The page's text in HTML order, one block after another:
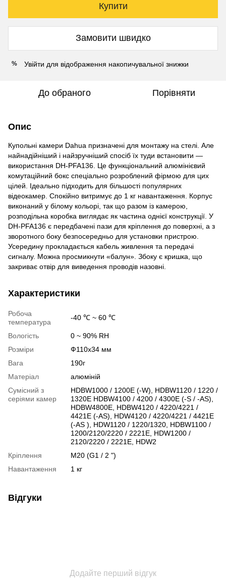
Купити
Замовити швидко
% Увійти для відображення накопичувальної знижки
До обраного Порівняти
Опис
Купольні камери Dahua призначені для монтажу на стелі. Але
найнадійніший і найзручніший спосіб їх туди встановити —
використання DH-PFA136. Це функціональний алюмінієвий
комутаційний бокс спеціально розроблений фірмою для цих
цілей. Ідеально підходить для більшості популярних
відеокамер. Спокійно витримує до 1 кг навантаження. Корпус
виконаний у білому кольорі, так що разом із камерою,
розподільна коробка виглядає як частина однієї конструкції. У
DH-PFA136 є передбачені пази для кріплення до поверхні, а з
зворотного боку безпосередньо для установки пристрою.
Усередину прокладається кабель живлення та передачі
сигналу. Можна просмикнути «балун». Збоку є кришка, що
закриває отвір для виведення проводів назовні.
Характеристики
Робоча
температура
-40 ℃ ~ 60 ℃
Вологість
0 ~ 90% RH
Розміри
Ф110х34 мм
Вага
190г
Матеріал
алюміній
Сумісний з
серіями камер
HDBW1000 / 1200E (-W), HDBW1120 / 1220 /
1320E HDBW4100 / 4200 / 4300E (-S / -AS),
HDBW4800E, HDBW4120 / 4220/4221 /
4421E (-AS), HDW4120 / 4220/4221 / 4421E
(-AS ), HDW1120 / 1220/1320, HDBW1100 /
1200/2120/2220 / 2221E, HDW1200 /
2120/2220 / 2221E, HDW2
Кріплення
M20 (G1 / 2 ")
Навантаження
1 кг
Відгуки
Додайте перший відгук